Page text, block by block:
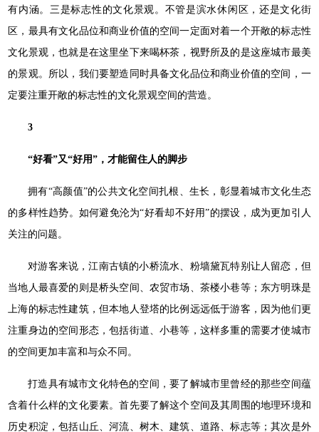
有内涵。三是标志性的文化景观。不管是滨水休闲区，还是文化街
区，最具有文化品位和商业价值的空间一定面对着一个开敞的标志性
文化景观，也就是在这里坐下来喝杯茶，视野所及的是这座城市最美
的景观。所以，我们要塑造同时具备文化品位和商业价值的空间，一
定要注重开敞的标志性的文化景观空间的营造。
3
“好看”又“好用”，才能留住人的脚步
拥有“高颜值”的公共文化空间扎根、生长，彰显着城市文化生态
的多样性趋势。如何避免沦为“好看却不好用”的摆设，成为更加引人
关注的问题。
对游客来说，江南古镇的小桥流水、粉墙黛瓦特别让人留恋，但
当地人最喜爱的则是桥头空间、农贸市场、茶楼小巷等；东方明珠是
上海的标志性建筑，但本地人登塔的比例远远低于游客，因为他们更
注重身边的空间形态，包括街道、小巷等，这样多重的需要才使城市
的空间更加丰富和与众不同。
打造具有城市文化特色的空间，要了解城市里曾经的那些空间蕴
含着什么样的文化要素。首先要了解这个空间及其周围的地理环境和
历史积淀，包括山丘、河流、树木、建筑、道路、标志等；其次是外